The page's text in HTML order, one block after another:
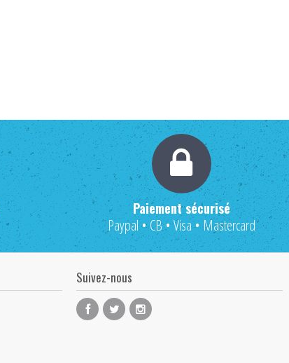
Paiement sécurisé
Paypal • CB • Visa • Mastercard
Suivez-nous